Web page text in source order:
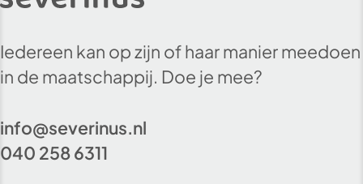
Iedereen kan op zijn of haar manier meedoen
in de maatschappij. Doe je mee?
info@severinus.nl
040 258 6311